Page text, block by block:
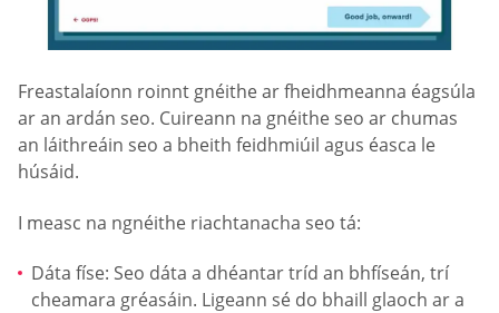
Freastalaíonn roinnt gnéithe ar fheidhmeanna éagsúla
ar an ardán seo. Cuireann na gnéithe seo ar chumas
an láithreáin seo a bheith feidhmiúil agus éasca le
húsáid.
I measc na ngnéithe riachtanacha seo tá:
Dáta físe: Seo dáta a dhéantar tríd an bhfíseán, trí
cheamara gréasáin. Ligeann sé do bhaill glaoch ar a